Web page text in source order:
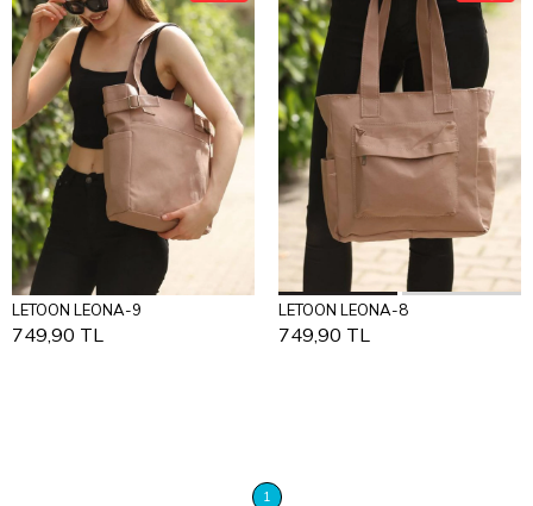
Add to Cart
LETOON LEONA-9
749,90 TL
Add to Cart
LETOON LEONA-8
749,90 TL
1